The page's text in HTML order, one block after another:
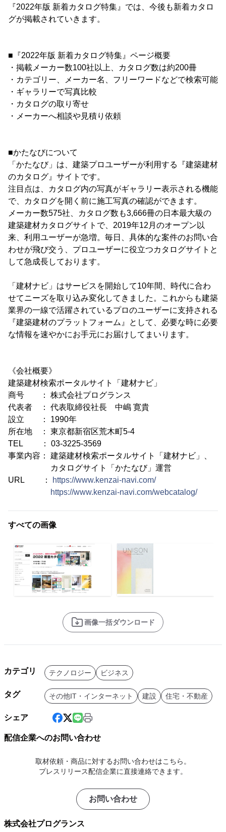
『2022年版 新着カタログ特集』では、今後も新着カタロ
グが掲載されていきます。
■『2022年版 新着カタログ特集』ページ概要
・掲載メーカー数100社以上、カタログ数は約200冊
・カテゴリー、メーカー名、フリーワードなどで検索可能
・ギャラリーで写真比較
・カタログの取り寄せ
・メーカーへ相談や見積り依頼
■かたなびについて
「かたなび」は、建築プロユーザーが利用する『建築建材
のカタログ』サイトです。
注目点は、カタログ内の写真がギャラリー表示される機能
で、カタログを開く前に施工写真の確認ができます。
メーカー数575社、カタログ数も3,666冊の日本最大級の
建築建材カタログサイトで、2019年12月のオープン以
来、利用ユーザーが急増。毎日、具体的な案件のお問い合
わせが飛び交う、プロユーザーに役立つカタログサイトと
して急成長しております。
「建材ナビ」はサービスを開始して10年間、時代に合わ
せてニーズを取り込み変化してきました。これからも建築
業界の一線で活躍されているプロのユーザーに支持される
『建築建材のプラットフォーム』として、必要な時に必要
な情報を速やかにお手元にお届けしてまいります。
《会社概要》
建築建材検索ポータルサイト「建材ナビ」
商号 ： 株式会社プログランス
代表者 ： 代表取締役社長 中嶋 寛貴
設立 ： 1990年
所在地 ： 東京都新宿区荒木町5-4
TEL ： 03-3225-3569
事業内容： 建築建材検索ポータルサイト「建材ナビ」、
カタログサイト「かたなび」運営
URL ：
https://www.kenzai-navi.com/
https://www.kenzai-navi.com/webcatalog/
すべての画像
画像一括ダウンロード
カテゴリ テクノロジー ビジネス
タグ その他IT・インターネット 建設 住宅・不動産
シェア
配信企業へのお問い合わせ
取材依頼・商品に対するお問い合わせはこちら。
プレスリリース配信企業に直接連絡できます。
お問い合わせ
株式会社プログランス